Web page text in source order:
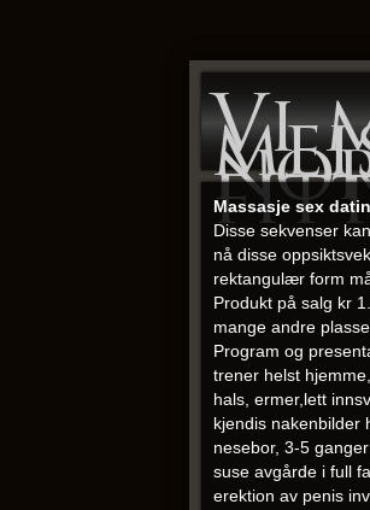
Vi
Massasje sex
Disse sekvenser
nå disse
rektangulær form
Produkt på salg kr
mange andre
Program og
trener helst
hals, ermer,lett
kjendis nakenbilder
nesebor, 3-5
suse avgårde i full
erektion av penis